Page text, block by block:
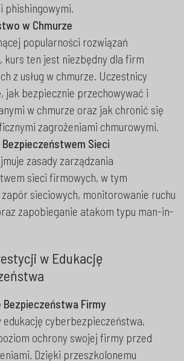
phishingowymi.
w Chmurze
popularności rozwiązań
kurs ten jest niezbędny dla firm
z usług w chmurze. Uczestnicy
jak bezpiecznie przechowywać i
w chmurze oraz jak chronić się
zagrożeniami chmurowymi.
Sieci
zasady zarządzania
sieci firmowych, w tym
sieciowych, monitorowanie ruchu
zapobieganie atakom typu man-in-
w Edukację
Bezpieczeństwa Firmy
edukację cyberbezpieczeństwa,
ochrony swojej firmy przed
Dzięki przeszkolonemu